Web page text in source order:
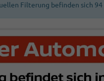
Filterung befinden sich 94